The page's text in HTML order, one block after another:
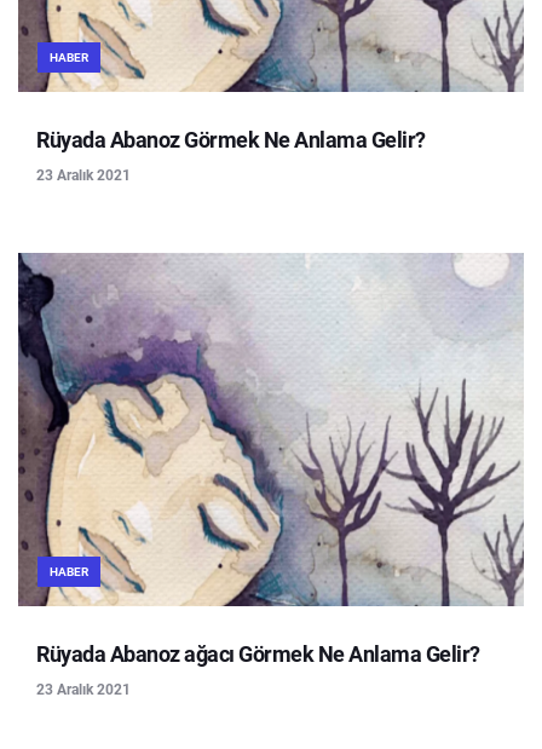
HABER
Rüyada Abanoz Görmek Ne Anlama Gelir?
23 Aralık 2021
HABER
Rüyada Abanoz ağacı Görmek Ne Anlama Gelir?
23 Aralık 2021